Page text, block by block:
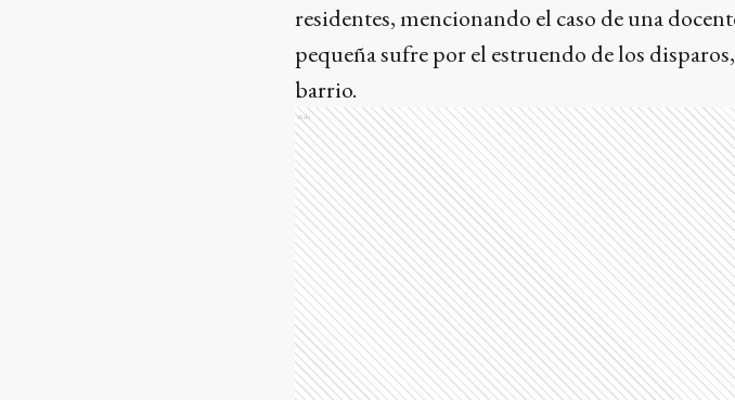
residentes, mencionando el caso de una
pequeña sufre por el estruendo de los
barrio.
Ads